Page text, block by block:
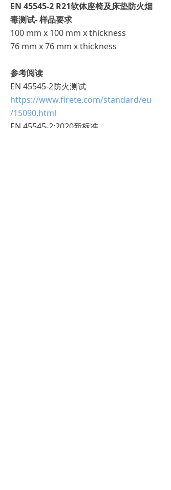
EN 45545-2 R21软体座椅及床垫防火烟
毒测试- 样品要求
100 mm x 100 mm x thickness
76 mm x 76 mm x thickness
参考阅读
EN 45545-2防火测试
https://www.firete.com/standard/eu
/15090.html
EN 45545-2:2020新标准